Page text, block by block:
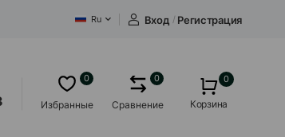
Ru Вход / Регистрация
Избранные
0
Сравнение
0 0
Корзина